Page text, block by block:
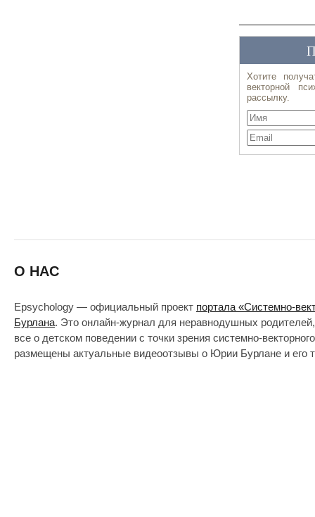
О НАС
Epsychology — официальный проект портала «Системно-
Бурлана. Это онлайн-журнал для неравнодушных
все о детском поведении с точки зрения системно-
размещены актуальные видеоотзывы о Юрии Бурлане и его